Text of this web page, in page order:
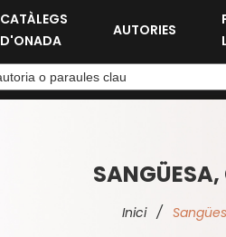
CATÀLEGS
D'ONADA
AUTORIES
SANGÜESA,
Inici /